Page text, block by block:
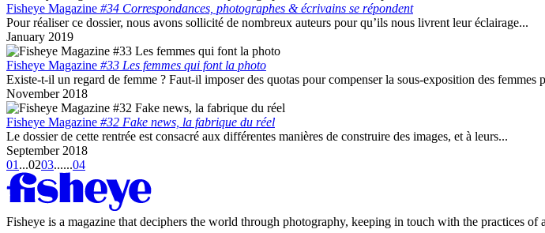
Fisheye Magazine #34 Correspondances, photographes & écrivains se répondent
Pour réaliser ce dossier, nous avons sollicité de nombreux auteurs pour qu’ils nous livrent leur éclairage...
January 2019
Fisheye Magazine #33 Les femmes qui font la photo
Existe-t-il un regard de femme ? Faut-il imposer des quotas pour compenser la sous-exposition des femmes
November 2018
Fisheye Magazine #32 Fake news, la fabrique du réel
Le dossier de cette rentrée est consacré aux différentes manières de construire des images, et à leurs...
September 2018
01 ...0203......04
Fisheye is a magazine that deciphers the world through photography, keeping in touch with the practices of a